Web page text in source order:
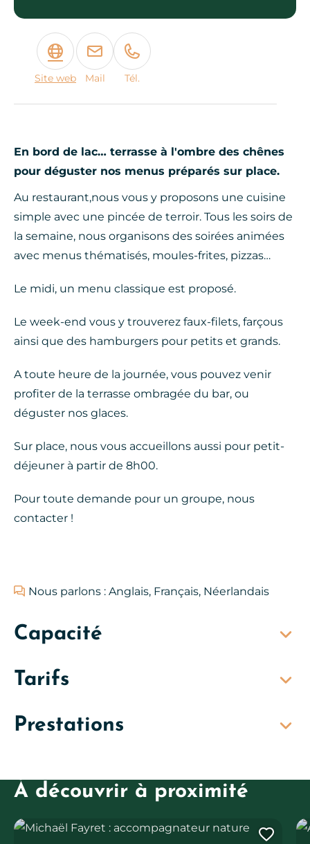
En bord de lac… terrasse à l'ombre des chênes
pour déguster nos menus préparés sur place.
Au restaurant,nous vous y proposons une cuisine
simple avec une pincée de terroir. Tous les soirs de
la semaine, nous organisons des soirées animées
avec menus thématisés, moules-frites, pizzas…
Le midi, un menu classique est proposé.
Le week-end vous y trouverez faux-filets, farçous
ainsi que des hamburgers pour petits et grands.
A toute heure de la journée, vous pouvez venir
profiter de la terrasse ombragée du bar, ou
déguster nos glaces.
Sur place, nous vous accueillons aussi pour petit-
déjeuner à partir de 8h00.
Pour toute demande pour un groupe, nous
contacter !
Nous parlons : Anglais, Français, Néerlandais
Capacité
Tarifs
Prestations
Site web Mail Tél.
À découvrir à proximité
Michaël Fayret : accompagnateur nature